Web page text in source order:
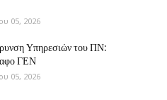
05, 2026
Υπηρεσιών του ΠΝ:
ΓΕΝ
05, 2026